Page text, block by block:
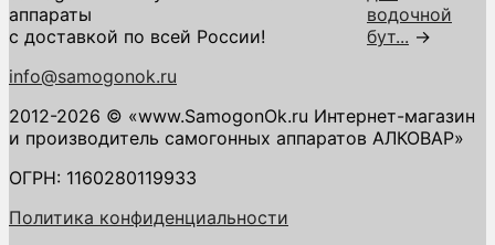
водочной
бут... →
аппараты
с доставкой по всей России!
info@samogonok.ru
2012-2026 © «www.SamogonOk.ru Интернет-магазин
и производитель самогонных аппаратов АЛКОВАР»
ОГРН: 1160280119933
Политика конфиденциальности